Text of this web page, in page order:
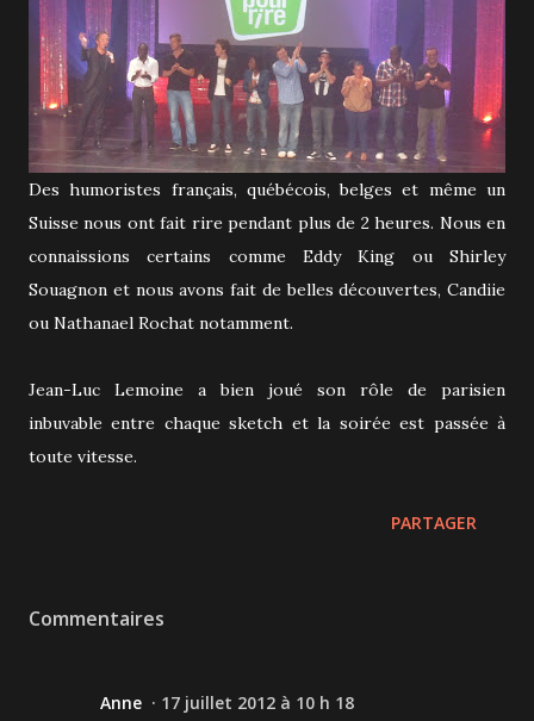
Des humoristes français, québécois, belges et même un
Suisse nous ont fait rire pendant plus de 2 heures. Nous en
connaissions certains comme Eddy King ou Shirley
Souagnon et nous avons fait de belles découvertes, Candiie
ou Nathanael Rochat notamment.
Jean-Luc Lemoine a bien joué son rôle de parisien
inbuvable entre chaque sketch et la soirée est passée à
toute vitesse.
PARTAGER
Commentaires
Anne 17 juillet 2012 à 10 h 18